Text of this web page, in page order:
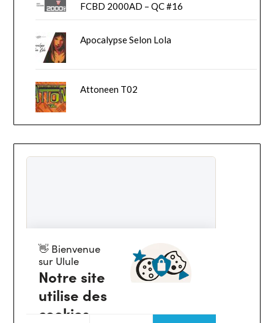
FCBD 2000AD – QC #16
Apocalypse Selon Lola
Attoneen T02